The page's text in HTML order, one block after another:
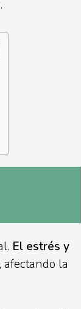
El estrés y
la